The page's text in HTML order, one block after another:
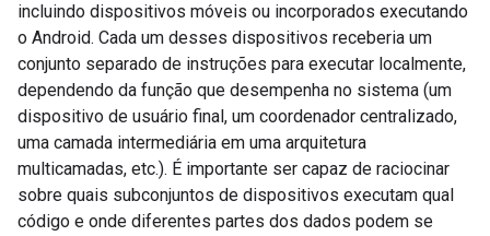
incluindo dispositivos móveis ou incorporados executando
o Android. Cada um desses dispositivos receberia um
conjunto separado de instruções para executar localmente,
dependendo da função que desempenha no sistema (um
dispositivo de usuário final, um coordenador centralizado,
uma camada intermediária em uma arquitetura
multicamadas, etc.). É importante ser capaz de raciocinar
sobre quais subconjuntos de dispositivos executam qual
código e onde diferentes partes dos dados podem se